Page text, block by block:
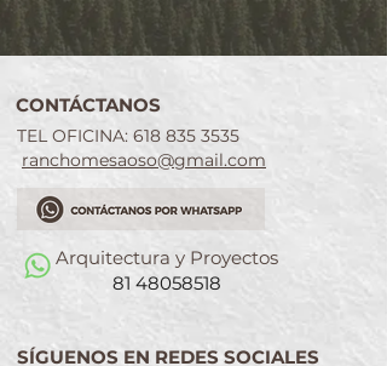
CONTÁCTANOS
TEL OFICINA: 618 835 3535
ranchomesaoso@gmail.com
Arquitectura y Proyectos
81 48058518
SÍGUENOS EN REDES SOCIALES